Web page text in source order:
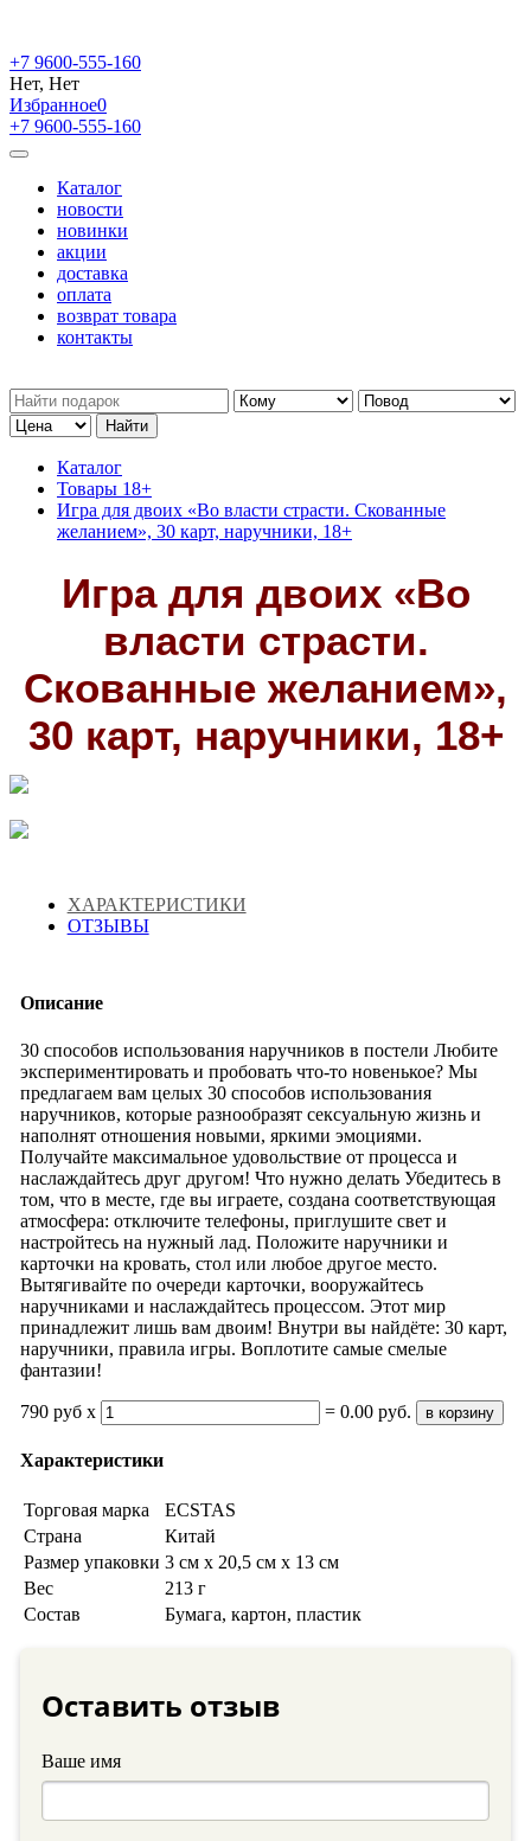
+7 9600-555-160
Нет, Нет
Избранное0
+7 9600-555-160
Каталог
новости
новинки
акции
доставка
оплата
возврат товара
контакты
Каталог
Товары 18+
Игра для двоих «Во власти страсти. Скованные
желанием», 30 карт, наручники, 18+
Игра для двоих «Во
власти страсти.
Скованные желанием»,
30 карт, наручники, 18+
ХАРАКТЕРИСТИКИ
ОТЗЫВЫ
Описание
30 способов использования наручников в постели Любите
экспериментировать и пробовать что-то новенькое? Мы
предлагаем вам целых 30 способов использования
наручников, которые разнообразят сексуальную жизнь и
наполнят отношения новыми, яркими эмоциями.
Получайте максимальное удовольствие от процесса и
наслаждайтесь друг другом! Что нужно делать Убедитесь в
том, что в месте, где вы играете, создана соответствующая
атмосфера: отключите телефоны, приглушите свет и
настройтесь на нужный лад. Положите наручники и
карточки на кровать, стол или любое другое место.
Вытягивайте по очереди карточки, вооружайтесь
наручниками и наслаждайтесь процессом. Этот мир
принадлежит лишь вам двоим! Внутри вы найдёте: 30 карт,
наручники, правила игры. Воплотите самые смелые
фантазии!
790 руб x = 0.00руб. в корзину
Характеристики
Торговая марка
ECSTAS
Страна
Китай
Размер упаковки 3 см х 20,5 см х 13 см
Вес
213 г
Состав
Бумага, картон, пластик
Оставить отзыв
Ваше имя